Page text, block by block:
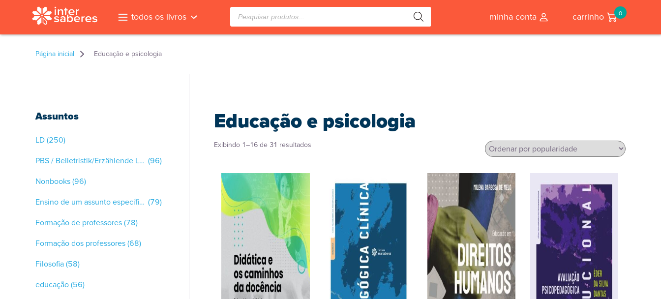
todos os livros Pesquisar
produtos minha conta carrinho 0
Página inicial Educação e psicologia
Assuntos
LD(250)
PBS / Belletristik/Erzählende Literatur (96)
Nonbooks(96)
Ensino de um assunto específico (79)
Formação de professores(78)
Formação dos professores(68)
Filosofia(58)
educação(56)
Educação e psicologia
Exibindo 1–16 de 31 resultados